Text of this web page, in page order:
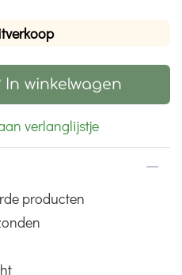
In winkelwagen
verlanglijstje
producten